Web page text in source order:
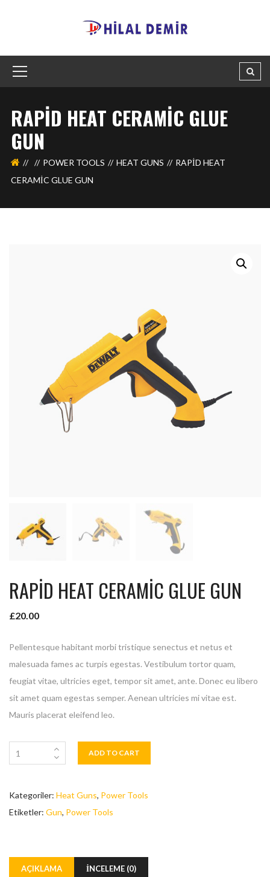
RAPID HEAT CERAMIC GLUE
GUN
POWER TOOLS HEAT GUNS
RAPID HEAT
CERAMIC GLUE GUN
RAPID HEAT CERAMIC GLUE GUN
£20.00
Pellentesque habitant morbi tristique senectus et netus et
malesuada fames ac turpis egestas. Vestibulum tortor quam,
feugiat vitae, ultricies eget, tempor sit amet, ante. Donec eu libero
sit amet quam egestas semper. Aenean ultricies mi vitae est.
Mauris placerat eleifend leo.
ADD TO CART
Kategoriler: Heat Guns, Power Tools
Etiketler: Gun, Power Tools
AÇIKLAMA İNCELEME (0)